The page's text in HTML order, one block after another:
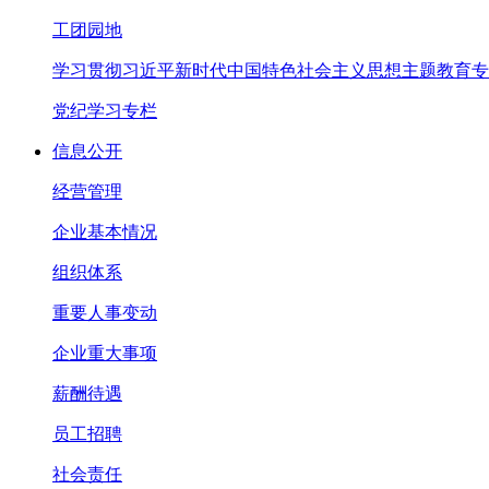
工团园地
学习贯彻习近平新时代中国特色社会主义思想主题教育
党纪学习专栏
信息公开
经营管理
企业基本情况
组织体系
重要人事变动
企业重大事项
薪酬待遇
员工招聘
社会责任